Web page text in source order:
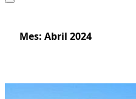
Mes: Abril 2024